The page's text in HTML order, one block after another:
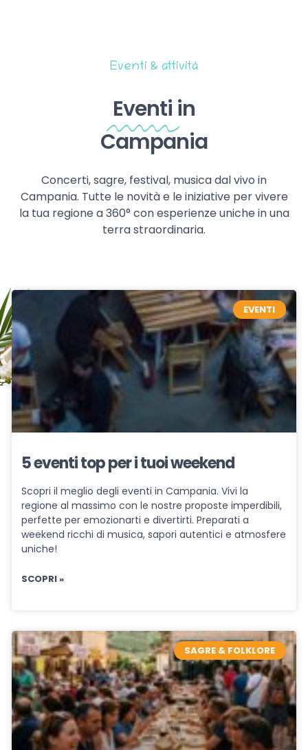
Eventi & attività
Eventi in
Campania
Concerti, sagre, festival, musica dal vivo in
Campania. Tutte le novità e le iniziative per vivere
la tua regione a 360° con esperienze uniche in una
terra straordinaria.
EVENTI
5 eventi top per i tuoi weekend
Scopri il meglio degli eventi in Campania. Vivi la
regione al massimo con le nostre proposte imperdibili,
perfette per emozionarti e divertirti. Preparati a
weekend ricchi di musica, sapori autentici e atmosfere
uniche!
SCOPRI »
SAGRE & FOLKLORE